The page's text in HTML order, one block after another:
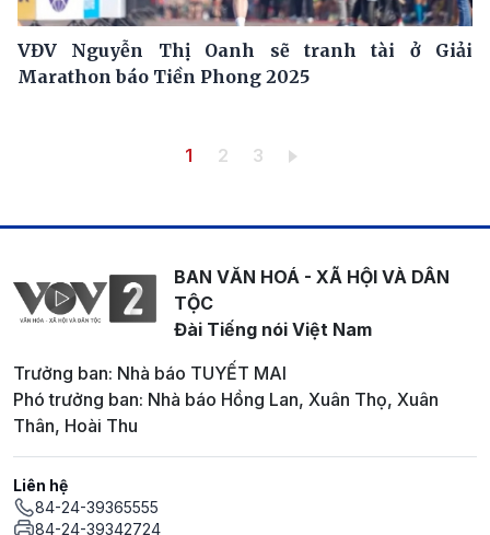
VĐV Nguyễn Thị Oanh sẽ tranh tài ở Giải
Marathon báo Tiền Phong 2025
Trang hiện thời
1 Trang
2 Trang
3
BAN VĂN HOÁ - XÃ HỘI VÀ DÂN
TỘC
Đài Tiếng nói Việt Nam
Trưởng ban: Nhà báo TUYẾT MAI
Phó trưởng ban: Nhà báo Hồng Lan, Xuân Thọ, Xuân
Thân, Hoài Thu
Liên hệ
84-24-39365555
84-24-39342724